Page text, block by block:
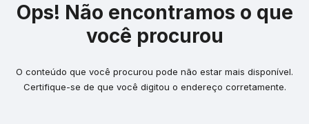
Ops! Não encontramos o que
você procurou
O conteúdo que você procurou pode não estar mais disponível.
Certifique-se de que você digitou o endereço corretamente.